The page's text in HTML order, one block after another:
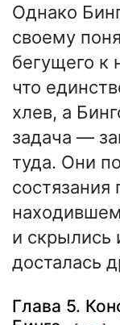
Однако
своему
бегущего к
что
хлев, а
задача —
туда. Они
состязания
и скрылись
досталась
Глава 5.